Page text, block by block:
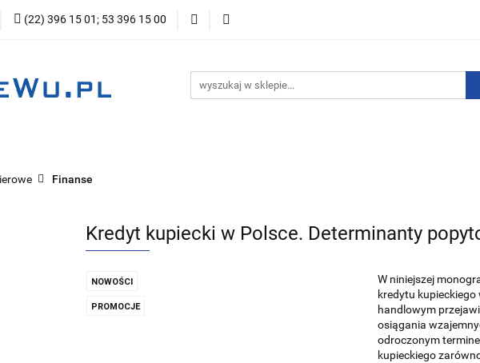
(22) 396 15 01; 53 396 15 00
Kategorie Nowości Zapowiedzi
Wydawnictwo Wydawnictwa
Finanse
Kredyt kupiecki w Polsce. Determinanty
NOWOŚCI
PROMOCJE
W niniejszej
kredytu
handlowym
osiągania
odroczonym
kupieckiego